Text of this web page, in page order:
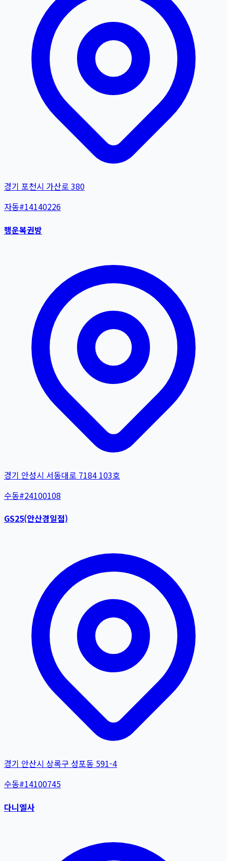
경기 포천시 가산로 380
자동#14140226
행운복권방
경기 안성시 서동대로 7184 103호
수동#24100108
GS25(안산경일점)
경기 안산시 상록구 성포동 591-4
수동#14100745
다니엘사